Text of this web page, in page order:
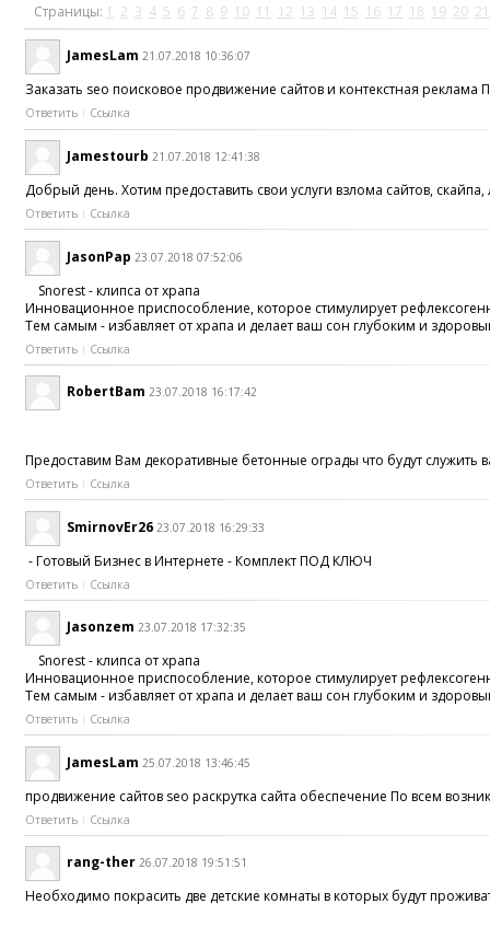
Страницы: 1 2 3 4 5 6 7 8 9 10 11 12 13 14 15 16 17 18 19 20 21
JamesLam 21.07.2018 10:36:07
Заказать seo поисковое продвижение сайтов и контекстная
Ответить Ссылка
Jamestourb 21.07.2018 12:41:38
Добрый день. Хотим предоставить свои услуги взлома сайтов,
Ответить Ссылка
JasonPap 23.07.2018 07:52:06
Snorest - клипса от храпа
Инновационное приспособление, которое стимулирует
Тем самым - избавляет от храпа и делает ваш сон глубоким и
Ответить Ссылка
RobertBam 23.07.2018 16:17:42
Предоставим Вам декоративные бетонные ограды что будут
Ответить Ссылка
SmirnovEr26 23.07.2018 16:29:33
- Готовый Бизнес в Интернете - Комплект ПОД КЛЮЧ
Ответить Ссылка
Jasonzem 23.07.2018 17:32:35
Snorest - клипса от храпа
Инновационное приспособление, которое стимулирует
Тем самым - избавляет от храпа и делает ваш сон глубоким и
Ответить Ссылка
JamesLam 25.07.2018 13:46:45
продвижение сайтов seo раскрутка сайта обеспечение По всем
Ответить Ссылка
rang-ther 26.07.2018 19:51:51
Необходимо покрасить две детские комнаты в которых будут